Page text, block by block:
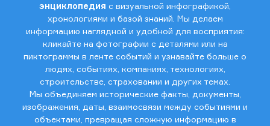
энциклопедия с визуальной инфографикой,
хронологиями и базой знаний. Мы делаем
информацию наглядной и удобной для восприятия:
кликайте на фотографии с деталями или на
пиктограммы в ленте событий и узнавайте больше о
людях, событиях, компаниях, технологиях,
строительстве, страховании и других темах.
Мы объединяем исторические факты, документы,
изображения, даты, взаимосвязи между событиями и
объектами, превращая сложную информацию в